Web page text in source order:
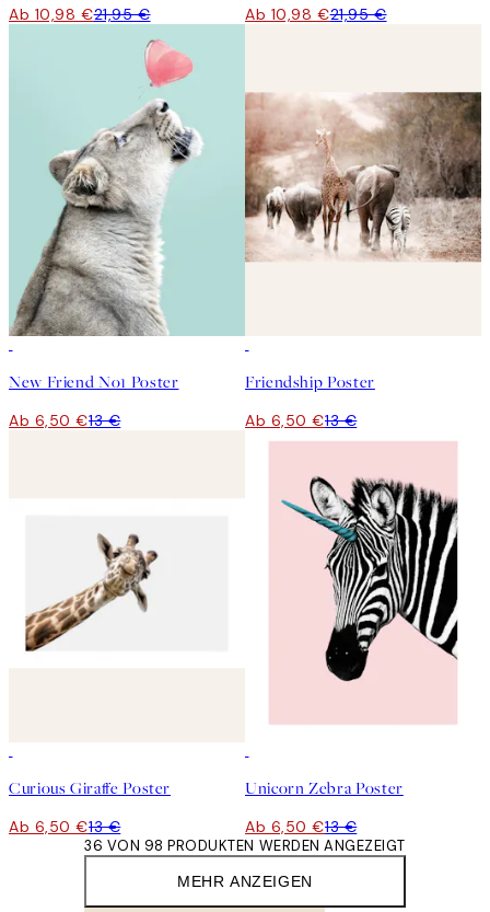
Ab 10,98 €21,95 € Ab 10,98 €21,95 €
New Friend No1 Poster
Ab 6,50 €13 €
Friendship Poster
Ab 6,50 €13 €
Curious Giraffe Poster
Ab 6,50 €13 €
Unicorn Zebra Poster
Ab 6,50 €13 €
MEHR ANZEIGEN
36 VON 98 PRODUKTEN WERDEN ANGEZEIGT